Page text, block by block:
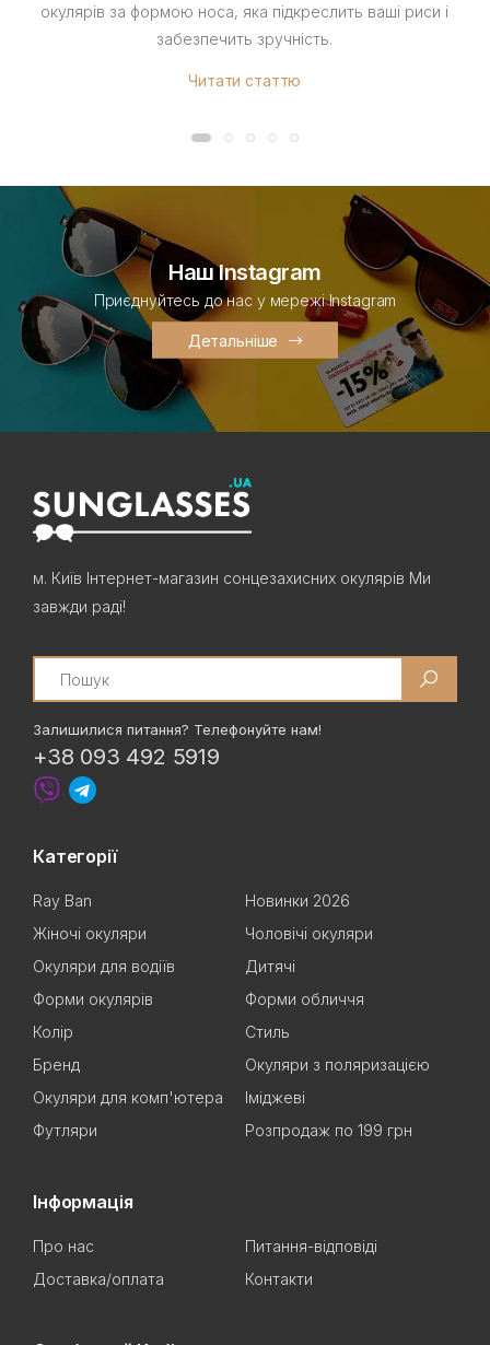
окулярів за формою носа, яка підкреслить ваші риси і
забезпечить зручність.
Читати статтю
Наш Instagram
Приєднуйтесь до нас у мережі Instagram
Детальніше
м. Київ Інтернет-магазин сонцезахисних окулярів Ми
завжди раді!
Search
Залишилися питання? Телефонуйте нам!
+38 093 492 5919
Категорії
Ray Ban
Новинки 2026
Жіночі окуляри
Чоловічі окуляри
Окуляри для водіїв
Дитячі
Форми окулярів
Форми обличчя
Колір
Стиль
Бренд
Окуляри з поляризацією
Окуляри для комп'ютера
Іміджеві
Футляри
Розпродаж по 199 грн
Інформація
Про нас
Питання-відповіді
Доставка/оплата
Контакти